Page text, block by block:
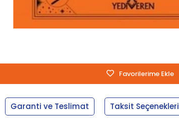
Favorilerime Ekle
Garanti ve Teslimat Taksit Seçenekleri